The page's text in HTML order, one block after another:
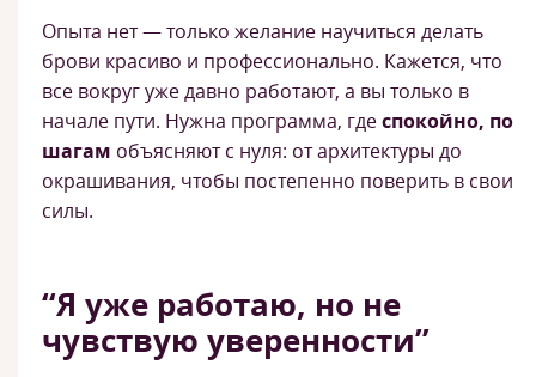
Опыта нет — только желание научиться делать
брови красиво и профессионально. Кажется, что
все вокруг уже давно работают, а вы только в
начале пути. Нужна программа, гдеспокойно, по
шагам объясняют с нуля: от архитектуры до
окрашивания, чтобы постепенно поверить в свои
силы.
“Я уже работаю, но не
чувствую уверенности”